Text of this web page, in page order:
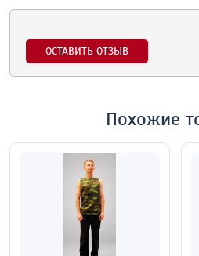
ОСТАВИТЬ ОТЗЫВ
Похожие